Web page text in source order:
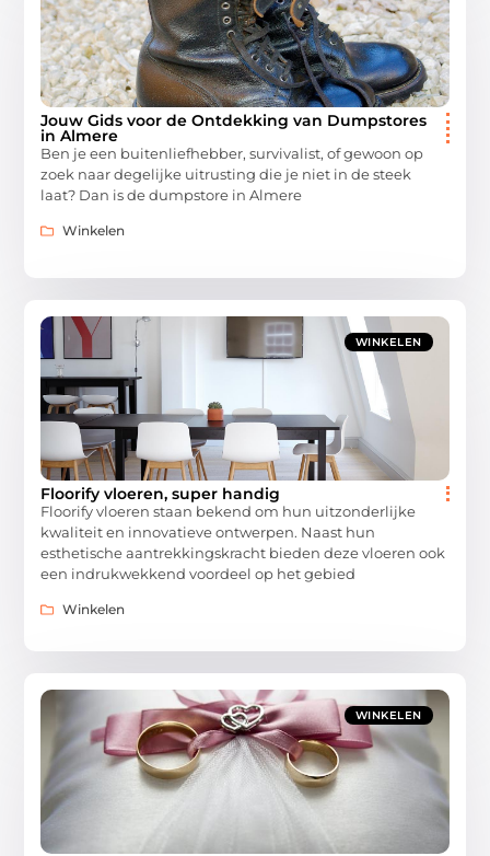
Jouw Gids voor de Ontdekking van Dumpstores
in Almere
Ben je een buitenliefhebber, survivalist, of gewoon op
zoek naar degelijke uitrusting die je niet in de steek
laat? Dan is de dumpstore in Almere
Winkelen
WINKELEN
Floorify vloeren, super handig
Floorify vloeren staan bekend om hun uitzonderlijke
kwaliteit en innovatieve ontwerpen. Naast hun
esthetische aantrekkingskracht bieden deze vloeren ook
een indrukwekkend voordeel op het gebied
Winkelen
WINKELEN